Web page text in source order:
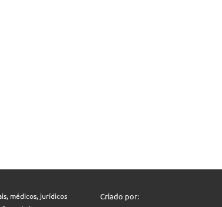
médicos, jurídicos
Criado por: